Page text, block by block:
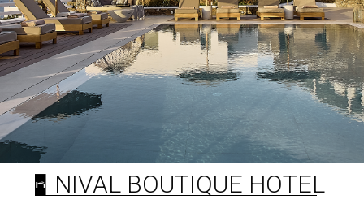
NIVAL BOUTIQUE HOTEL